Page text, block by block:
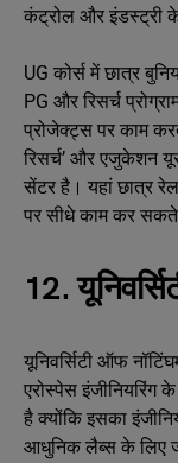
कंट्रोल और इंडस्ट्री
UG कोर्स में छात्र
PG और रिसर्च
प्रोजेक्ट्स पर काम
रिसर्च’ और एजुकेशन
सेंटर है। यहां छात्र
पर सीधे काम कर सकते
12.
यूनिवर्सिटी ऑफ
एरोस्पेस इंजीनियरिंग
है क्योंकि इसका
आधुनिक लैब्स के लिए